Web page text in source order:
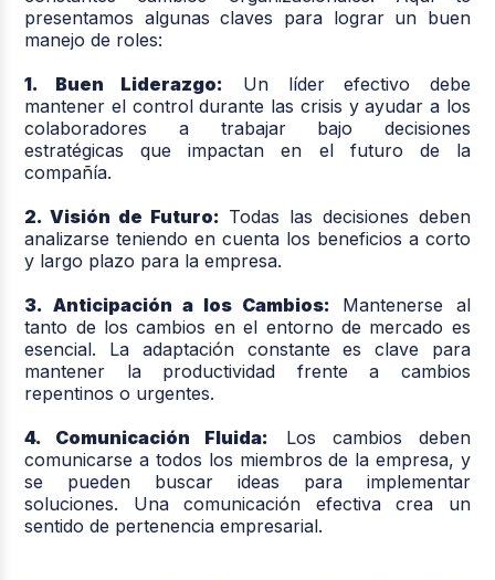
presentamos algunas claves para lograr un buen
manejo de roles:
1. Buen Liderazgo: Un líder efectivo debe
mantener el control durante las crisis y ayudar a los
colaboradores a trabajar bajo decisiones
estratégicas que impactan en el futuro de la
compañía.
2. Visión de Futuro: Todas las decisiones deben
analizarse teniendo en cuenta los beneficios a corto
y largo plazo para la empresa.
3. Anticipación a los Cambios: Mantenerse al
tanto de los cambios en el entorno de mercado es
esencial. La adaptación constante es clave para
mantener la productividad frente a cambios
repentinos o urgentes.
4. Comunicación Fluida: Los cambios deben
comunicarse a todos los miembros de la empresa, y
se pueden buscar ideas para implementar
soluciones. Una comunicación efectiva crea un
sentido de pertenencia empresarial.